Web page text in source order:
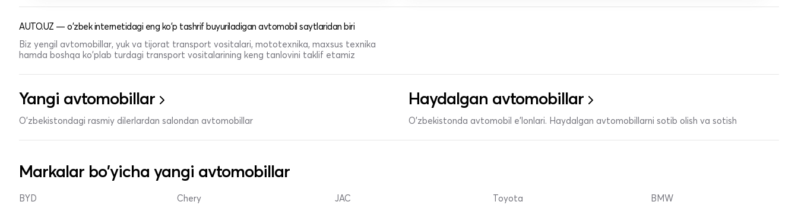
AUTO.UZ — o'zbek internetidagi eng ko'p tashrif buyuriladigan avtomobil saytlaridan biri
Biz yengil avtomobillar, yuk va tijorat transport vositalari, mototexnika, maxsus texnika
hamda boshqa ko'plab turdagi transport vositalarining keng tanlovini taklif etamiz
Yangi avtomobillar
O'zbekistondagi rasmiy dilerlardan salondan avtomobillar
Haydalgan avtomobillar
O'zbekistonda avtomobil e’lonlari. Haydalgan avtomobillarni sotib olish va sotish
Markalar bo'yicha yangi avtomobillar
BYD Chery JAC Toyota BMW